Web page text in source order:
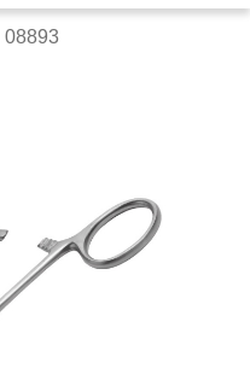
08893